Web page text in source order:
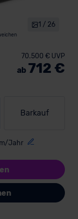
1 / 26
Barkauf
Jahr
70.500 € UVP
ab 712 €